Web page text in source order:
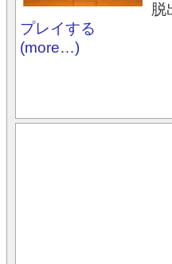
脱
プレイする
(more…)